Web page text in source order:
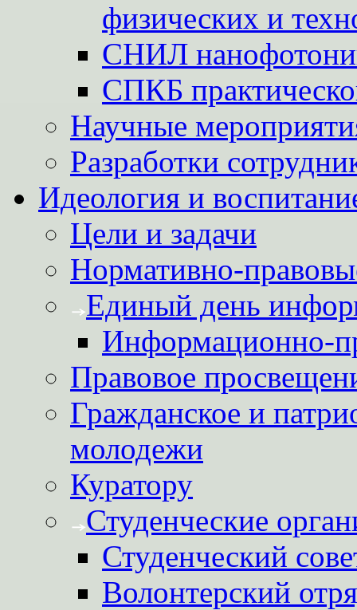
физических и
СНИЛ
СПКБ
Научные
Разработки
Идеология и
Цели и задачи
Нормативно-
Единый день
Информационно-
Правовое
Гражданское и
молодежи
Куратору
Студенческие
Студенческий
Волонтерский